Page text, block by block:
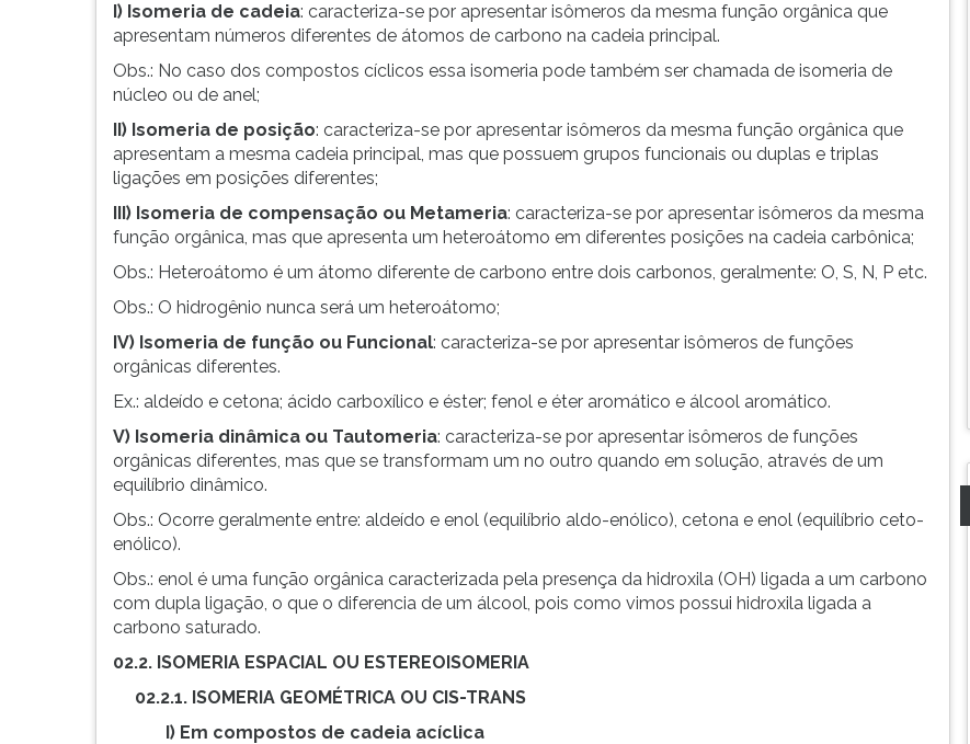
I) Isomeria de cadeia: caracteriza-se por apresentar isômeros da mesma função orgânica que
apresentam números diferentes de átomos de carbono na cadeia principal.
Obs.: No caso dos compostos cíclicos essa isomeria pode também ser chamada de isomeria de
núcleo ou de anel;
II) Isomeria de posição: caracteriza-se por apresentar isômeros da mesma função orgânica que
apresentam a mesma cadeia principal, mas que possuem grupos funcionais ou duplas e triplas
ligações em posições diferentes;
III) Isomeria de compensação ou Metameria: caracteriza-se por apresentar isômeros da mesma
função orgânica, mas que apresenta um heteroátomo em diferentes posições na cadeia carbônica;
Obs.: Heteroátomo é um átomo diferente de carbono entre dois carbonos, geralmente: O, S, N, P etc.
Obs.: O hidrogênio nunca será um heteroátomo;
IV) Isomeria de função ou Funcional: caracteriza-se por apresentar isômeros de funções
orgânicas diferentes.
Ex.: aldeído e cetona; ácido carboxílico e éster; fenol e éter aromático e álcool aromático.
V) Isomeria dinâmica ou Tautomeria: caracteriza-se por apresentar isômeros de funções
orgânicas diferentes, mas que se transformam um no outro quando em solução, através de um
equilíbrio dinâmico.
Obs.: Ocorre geralmente entre: aldeído e enol (equilíbrio aldo-enólico), cetona e enol (equilíbrio ceto-
enólico).
Obs.: enol é uma função orgânica caracterizada pela presença da hidroxila (OH) ligada a um carbono
com dupla ligação, o que o diferencia de um álcool, pois como vimos possui hidroxila ligada a
carbono saturado.
02.2. ISOMERIA ESPACIAL OU ESTEREOISOMERIA
02.2.1. ISOMERIA GEOMÉTRICA OU CIS-TRANS
I) Em compostos de cadeia acíclica